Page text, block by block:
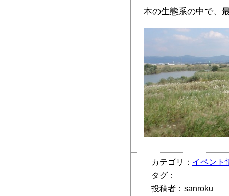
本の生態系の中で、
カテゴリ： イベント
タグ：
投稿者：sanroku